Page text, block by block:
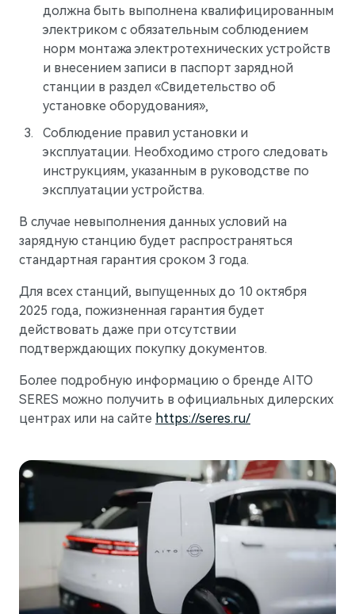
M5 Стильный спортивный кроссовер
M7 Представительский кроссовер
должна быть выполнена квалифицированным
электриком с обязательным соблюдением
норм монтажа электротехнических устройств
и внесением записи в паспорт зарядной
станции в раздел «Свидетельство об
установке оборудования»,
Соблюдение правил установки и
эксплуатации. Необходимо строго следовать
инструкциям, указанным в руководстве по
эксплуатации устройства.
В случае невыполнения данных условий на
зарядную станцию будет распространяться
стандартная гарантия сроком 3 года.
Для всех станций, выпущенных до 10 октября
2025 года, пожизненная гарантия будет
действовать даже при отсутствии
подтверждающих покупку документов.
Более подробную информацию о бренде AITO
SERES можно получить в официальных дилерских
центрах или на сайте https://seres.ru/